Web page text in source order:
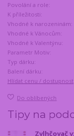
Povolání a role:
K příležitosti:
Vhodné k narozeninám:
Vhodné k Vánocům:
Vhodné k Valentýnu:
Parametr Motiv:
Typ dárku:
Balení dárku:
Hlídat cenu / dostupnost
Do oblíbených
Tipy na
Zvlhčovač